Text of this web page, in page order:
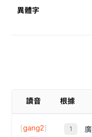
異體字
讀音 根據
[gang2]